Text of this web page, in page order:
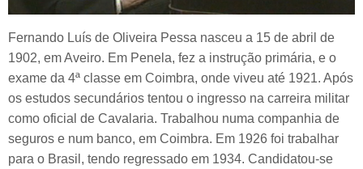
Fernando Luís de Oliveira Pessa nasceu a 15 de abril de
1902, em Aveiro. Em Penela, fez a instrução primária, e o
exame da 4ª classe em Coimbra, onde viveu até 1921. Após
os estudos secundários tentou o ingresso na carreira militar
como oficial de Cavalaria. Trabalhou numa companhia de
seguros e num banco, em Coimbra. Em 1926 foi trabalhar
para o Brasil, tendo regressado em 1934. Candidatou-se